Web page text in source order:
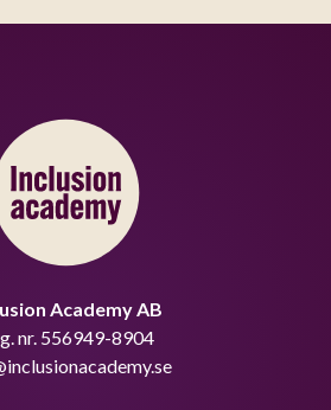
Academy AB
nr. 556949-8904